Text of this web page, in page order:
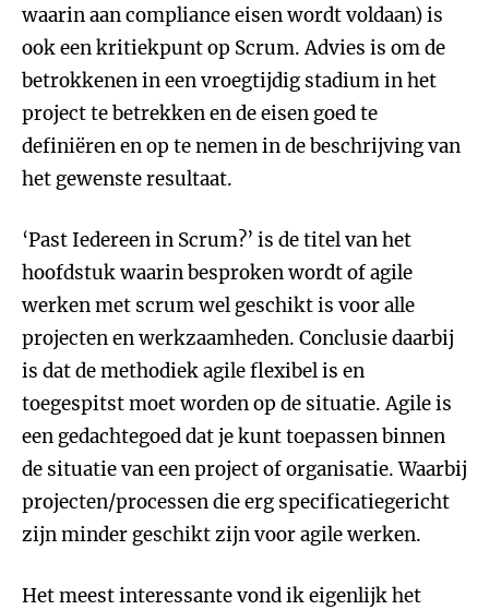
waarin aan compliance eisen wordt voldaan) is
ook een kritiekpunt op Scrum. Advies is om de
betrokkenen in een vroegtijdig stadium in het
project te betrekken en de eisen goed te
definiëren en op te nemen in de beschrijving van
het gewenste resultaat.
‘Past Iedereen in Scrum?’ is de titel van het
hoofdstuk waarin besproken wordt of agile
werken met scrum wel geschikt is voor alle
projecten en werkzaamheden. Conclusie daarbij
is dat de methodiek agile flexibel is en
toegespitst moet worden op de situatie. Agile is
een gedachtegoed dat je kunt toepassen binnen
de situatie van een project of organisatie. Waarbij
projecten/processen die erg specificatiegericht
zijn minder geschikt zijn voor agile werken.
Het meest interessante vond ik eigenlijk het